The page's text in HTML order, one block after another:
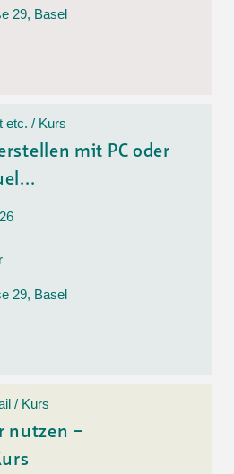
29, Basel
etc. / Kurs
mit PC oder
29, Basel
/ Kurs
nutzen –